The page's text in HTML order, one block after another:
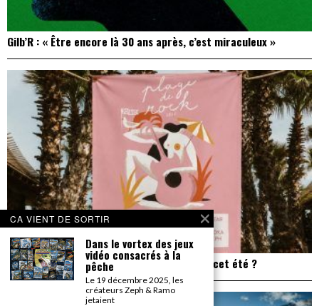
Gilb’R : « Être encore là 30 ans après, c’est miraculeux »
Plage de Rock : et si on allait à Saint Trop’ cet été ?
CA VIENT DE SORTIR
Dans le vortex des jeux
vidéo consacrés à la
pêche
Le 19 décembre 2025, les
créateurs Zeph & Ramo
jetaient